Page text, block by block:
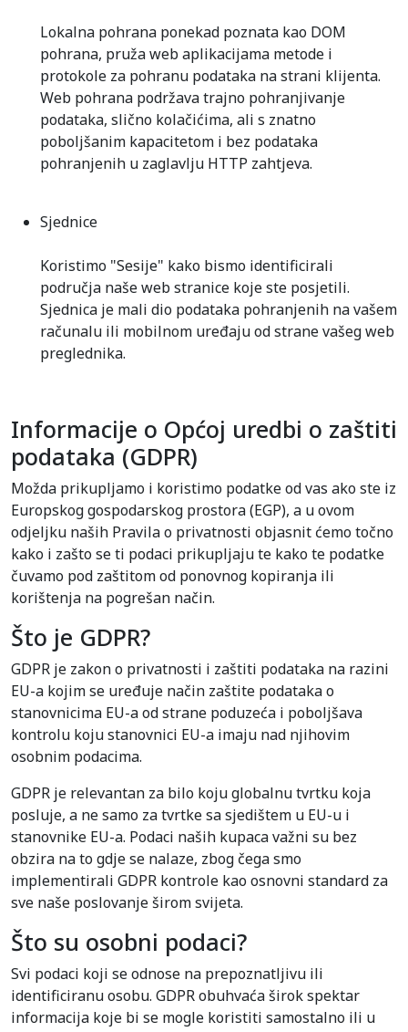
Lokalna pohrana ponekad poznata kao DOM
pohrana, pruža web aplikacijama metode i
protokole za pohranu podataka na strani klijenta.
Web pohrana podržava trajno pohranjivanje
podataka, slično kolačićima, ali s znatno
poboljšanim kapacitetom i bez podataka
pohranjenih u zaglavlju HTTP zahtjeva.
Sjednice
Koristimo "Sesije" kako bismo identificirali
područja naše web stranice koje ste posjetili.
Sjednica je mali dio podataka pohranjenih na vašem
računalu ili mobilnom uređaju od strane vašeg web
preglednika.
Informacije o Općoj uredbi o zaštiti
podataka (GDPR)
Možda prikupljamo i koristimo podatke od vas ako ste iz
Europskog gospodarskog prostora (EGP), a u ovom
odjeljku naših Pravila o privatnosti objasnit ćemo točno
kako i zašto se ti podaci prikupljaju te kako te podatke
čuvamo pod zaštitom od ponovnog kopiranja ili
korištenja na pogrešan način.
Što je GDPR?
GDPR je zakon o privatnosti i zaštiti podataka na razini
EU-a kojim se uređuje način zaštite podataka o
stanovnicima EU-a od strane poduzeća i poboljšava
kontrolu koju stanovnici EU-a imaju nad njihovim
osobnim podacima.
GDPR je relevantan za bilo koju globalnu tvrtku koja
posluje, a ne samo za tvrtke sa sjedištem u EU-u i
stanovnike EU-a. Podaci naših kupaca važni su bez
obzira na to gdje se nalaze, zbog čega smo
implementirali GDPR kontrole kao osnovni standard za
sve naše poslovanje širom svijeta.
Što su osobni podaci?
Svi podaci koji se odnose na prepoznatljivu ili
identificiranu osobu. GDPR obuhvaća širok spektar
informacija koje bi se mogle koristiti samostalno ili u